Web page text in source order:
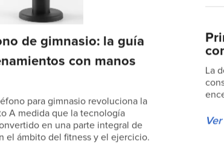
de gimnasio: la guía
con manos
para gimnasio revoluciona la
A medida que la tecnología
en una parte integral de
el ámbito del fitness y el ejercicio.
La